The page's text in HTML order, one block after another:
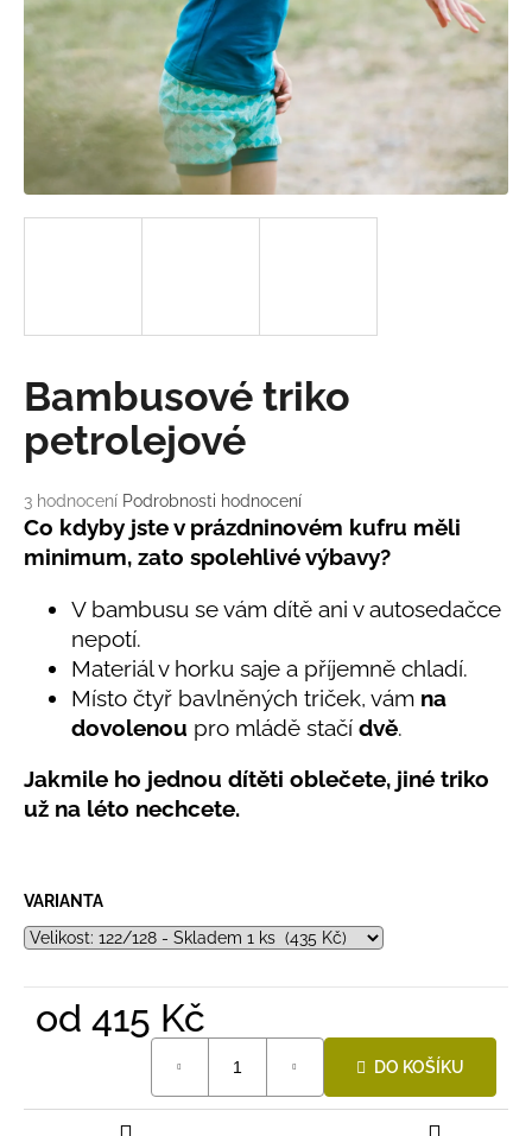
Průměrné
hodnocení
produktu
je
hvězdiček.
3 hodnocení Podrobnosti hodnocení
Bambusové triko
petrolejové
Co kdyby jste v prázdninovém kufru měli
minimum, zato spolehlivé výbavy?
V bambusu se vám dítě ani v autosedačce
nepotí.
Materiál v horku saje a příjemně chladí.
Místo čtyř bavlněných triček, vám na
dovolenou pro mládě stačí dvě.
Jakmile ho jednou dítěti oblečete, jiné triko
už na léto nechcete.
VARIANTA
od 415 Kč
DO KOŠÍKU
a
í
D
o
p
o
u
č
u
LETNÍ
UV
30
SVĚTLE
Kč